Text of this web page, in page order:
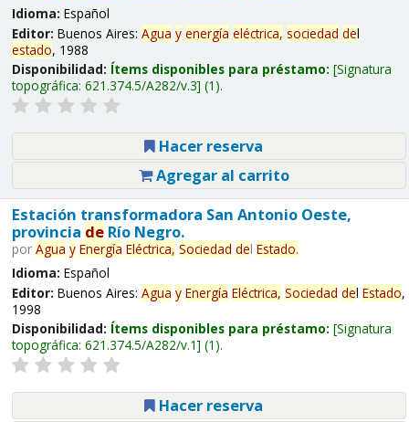
Idioma: Español
Editor: Buenos Aires: Agua y energía eléctrica, sociedad del
estado, 1988
Disponibilidad: Ítems disponibles para préstamo: Signatura
topográfica: 621.374.5/A282/v.3 (1).
Hacer reserva
Agregar al carrito
Estación transformadora San Antonio Oeste,
provincia deRío Negro.
por Agua y Energía Eléctrica, Sociedad del Estado.
Idioma: Español
Editor: Buenos Aires: Agua y Energía Eléctrica, Sociedad del Estado,
1998
Disponibilidad: Ítems disponibles para préstamo: Signatura
topográfica: 621.374.5/A282/v.1 (1).
Hacer reserva